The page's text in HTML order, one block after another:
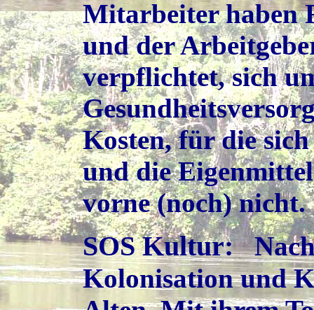
Mitarbeiter haben
und der
verpflichtet, sich
Kosten, für die
und die
vorne (noch) nicht.
SOS Kultur:
Kolonisation und